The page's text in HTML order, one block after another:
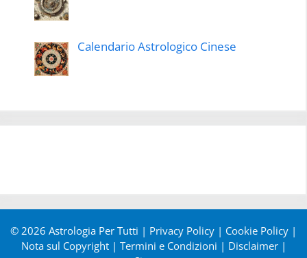
Calendario Astrologico Cinese
© 2026 Astrologia Per Tutti | Privacy Policy | Cookie Policy |
Nota sul Copyright| Termini e Condizioni | Disclaimer|